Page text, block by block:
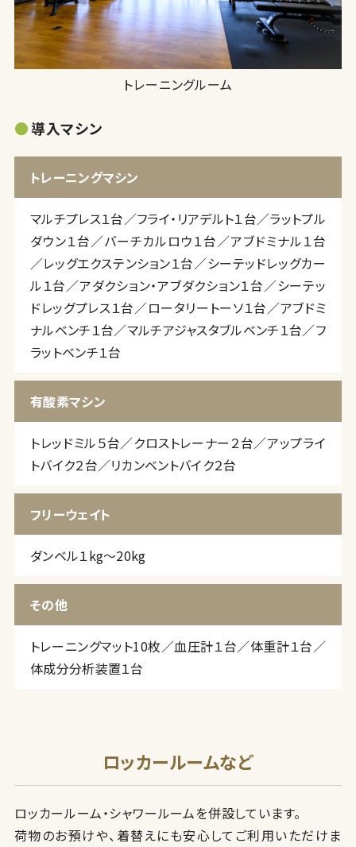
トレーニングルーム
導入マシン
トレーニングマシン
マルチプレス１台／フライ・リアデルト１台／ラットプル
ダウン１台／バーチカルロウ１台／アブドミナル１台
／レッグエクステンション１台／シーテッドレッグカー
ル１台／アダクション・アブダクション１台／シーテッ
ドレッグプレス１台／ロータリートーソ１台／アブドミ
ナルベンチ１台／マルチアジャスタブルベンチ１台／フ
ラットベンチ１台
有酸素マシン
トレッドミル５台／クロストレーナー２台／アップライ
トバイク２台／リカンベントバイク２台
フリーウェイト
ダンベル１kg～20kg
その他
トレーニングマット10枚／血圧計１台／体重計１台／
体成分分析装置１台
ロッカールームなど
ロッカールーム・シャワールームを併設しています。
荷物のお預けや、着替えにも安心してご利用いただけま